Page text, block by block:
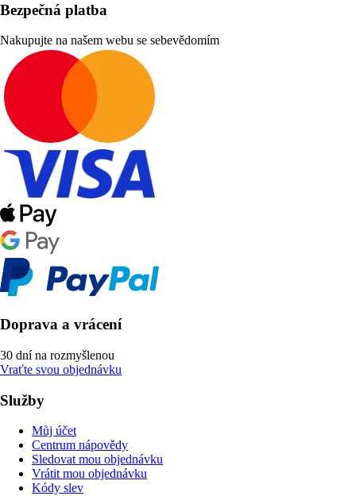
Bezpečná platba
Nakupujte na našem webu se sebevědomím
Doprava a vrácení
30 dní na rozmyšlenou
Vraťte svou objednávku
Služby
Můj účet
Centrum nápovědy
Sledovat mou objednávku
Vrátit mou objednávku
Kódy slev